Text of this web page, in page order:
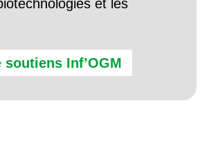
et les
soutiens Inf’OGM